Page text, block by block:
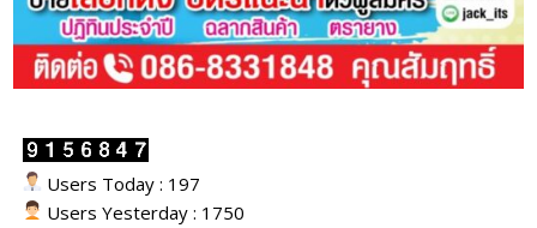
Users Today : 197
Users Yesterday : 1750